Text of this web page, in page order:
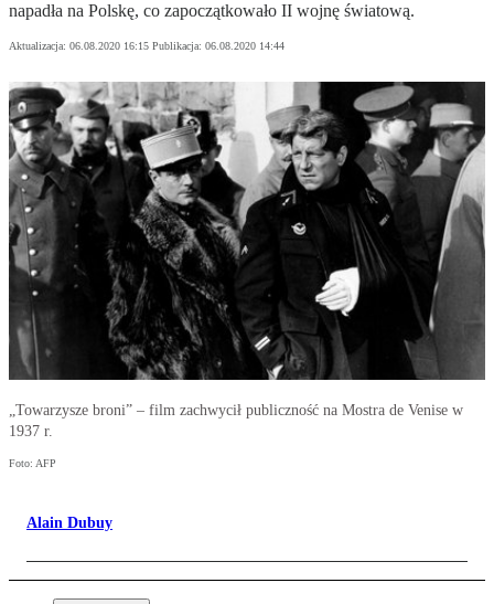
napadła na Polskę, co zapoczątkowało II wojnę światową.
Aktualizacja: 06.08.2020 16:15 Publikacja: 06.08.2020 14:44
„Towarzysze broni” – film zachwycił publiczność na Mostra de Venise w
1937 r.
Foto: AFP
Alain Dubuy